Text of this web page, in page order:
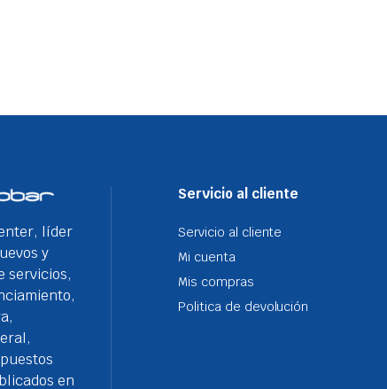
líder
y
servicios,
en
Servicio al cliente
Servicio al cliente
Mi cuenta
Mis compras
Politica de devolución